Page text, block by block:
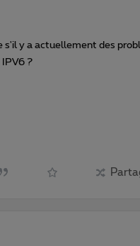
s'il y a actuellement des
?